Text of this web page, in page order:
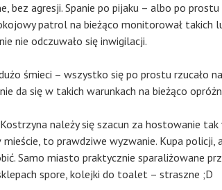
bez agresji. Spanie po pijaku – albo po
patrol na bieżąco monitorował takich
nie odczuwało się inwigilacji.
śmieci – wszystko się po prostu rzucało
da się w takich warunkach na bieżąco
należy się szacun za hostowanie
mieście, to prawdziwe wyzwanie. Kupa
Samo miasto praktycznie sparaliżowane
spore, kolejki do toalet – straszne ;D